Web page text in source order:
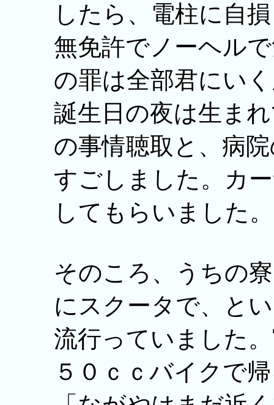
したら、電柱に自
無免許でノーヘル
の罪は全部君にい
誕生日の夜は生ま
の事情聴取と、病
すごしました。カ
してもらいました
そのころ、うちの
にスクータで、と
流行っていました
５０ｃｃバイクで